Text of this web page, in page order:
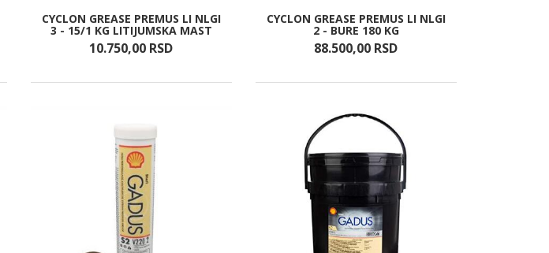
CYCLON GREASE PREMUS LI NLGI
3 - 15/1 KG LITIJUMSKA MAST
10.750,00 RSD
CYCLON GREASE PREMUS LI NLGI
2 - BURE 180 KG
88.500,00 RSD